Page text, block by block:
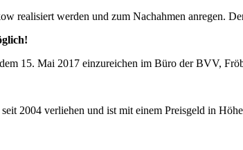
realisiert werden und zum Nachahmen anregen.
15. Mai 2017 einzureichen im Büro der BVV,
2004 verliehen und ist mit einem Preisgeld in